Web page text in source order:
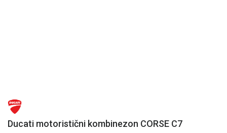
Ducati motoristični kombinezon CORSE C7